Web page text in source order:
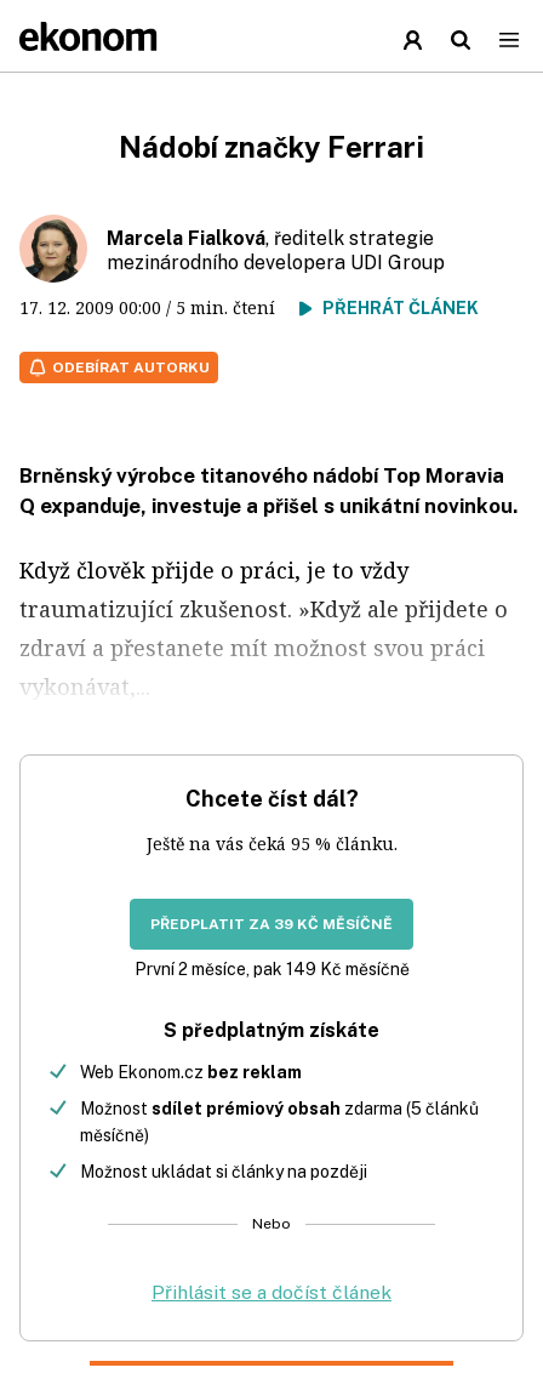
Nádobí značky Ferrari
Marcela Fialková, ředitelk strategie
mezinárodního developera UDI Group
17. 12. 2009 00:00 / 5 min. čtení PŘEHRÁT ČLÁNEK
ODEBÍRAT AUTORKU
Brněnský výrobce titanového nádobí Top Moravia
Q expanduje, investuje a přišel s unikátní novinkou.
Když člověk přijde o práci, je to vždy
traumatizující zkušenost. »Když ale přijdete o
zdraví a přestanete mít možnost svou práci
vykonávat,...
Chcete číst dál?
Ještě na vás čeká 95 % článku.
PŘEDPLATIT ZA 39 KČ MĚSÍČNĚ
První 2 měsíce, pak 149 Kč měsíčně
S předplatným získáte
Web Ekonom.cz bez reklam
Možnost sdílet prémiový obsah zdarma (5 článků
měsíčně)
Možnost ukládat si články na později
Nebo
Přihlásit se a dočíst článek